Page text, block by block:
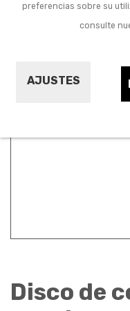
preferencias sobre su
consulte
AJUSTES
Disco de